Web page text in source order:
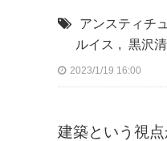
アンスティチ
ルイス , 黒沢清
2023/1/19 16:00
建築という視